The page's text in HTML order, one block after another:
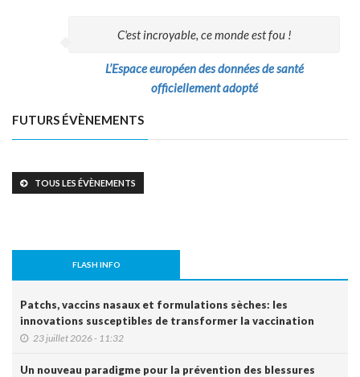
C'est incroyable, ce monde est fou !
L’Espace européen des données de santé
officiellement adopté
FUTURS ÉVÈNEMENTS
TOUS LES ÉVÈNEMENTS
FLASH INFO
Patchs, vaccins nasaux et formulations sèches: les
innovations susceptibles de transformer la vaccination
23 juillet 2026 - 11:32
Un nouveau paradigme pour la prévention des blessures